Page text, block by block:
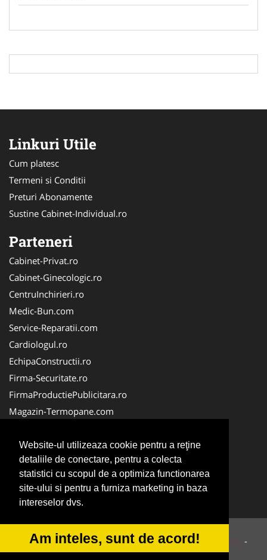
Website-ul utilizeaza cookie pentru a reţine
detaliile de conectare, pentru a colecta
statistici cu scopul de a optimiza functionarea
site-ului si pentru a furniza marketing in baza
intereselor dvs.
Am inteles, sunt de acord!
Linkuri Utile
Cum platesc
Termeni si Conditii
Preturi Abonamente
Sustine Cabinet-Individual.ro
Parteneri
Cabinet-Privat.ro
Cabinet-Ginecologic.ro
CentruInchirieri.ro
Medic-Bun.com
Service-Reparatii.com
Cardiologul.ro
EchipaConstructii.ro
Firma-Securitate.ro
FirmaProductiePublicitara.ro
Magazin-Termopane.com
CramaVinuri.ro
FirmaTractariAuto.ro
InstalatiiSolare.com
Pescaresc.ro
© 2014-2026 Powered byVilonMedia&Tokaido Consult
-